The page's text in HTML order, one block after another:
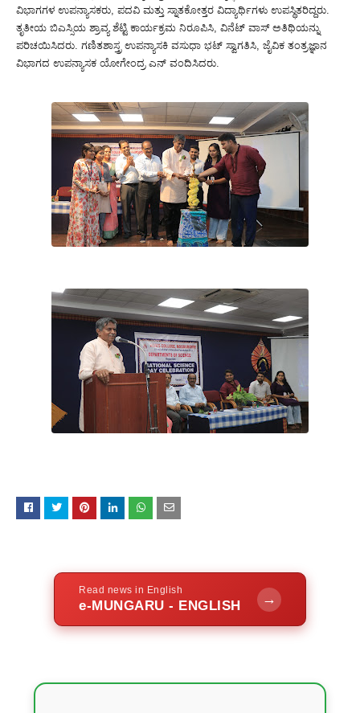
ವಿಭಾಗಗಳ ಉಪನ್ಯಾಸಕರು, ಪದವಿ ಮತ್ತು ಸ್ನಾತಕೋತ್ತರ ವಿದ್ಯಾರ್ಥಿಗಳು ಉಪಸ್ಥಿತರಿದ್ದರು.
ತೃತೀಯ ಬಿಎಸ್ಸಿಯ ಶ್ರಾವ್ಯ ಶೆಟ್ಟಿ ಕಾರ್ಯಕ್ರಮ ನಿರೂಪಿಸಿ, ವಿನೆಟ್ ವಾಸ್ ಅತಿಥಿಯನ್ನು
ಪರಿಚಯಿಸಿದರು. ಗಣಿತಶಾಸ್ತ್ರ ಉಪನ್ಯಾಸಕಿ ವಸುಧಾ ಭಟ್ ಸ್ವಾಗತಿಸಿ, ಜೈವಿಕ ತಂತ್ರಜ್ಞಾನ
ವಿಭಾಗದ ಉಪನ್ಯಾಸಕ ಯೋಗೇಂದ್ರ ಎನ್ ವಂದಿಸಿದರು.
Read news in English
e-MUNGARU - ENGLISH →